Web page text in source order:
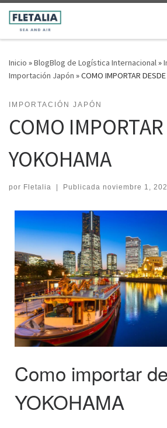
Saltar al contenido
Inicio »BlogBlog de Logística Internacional»
Importación Japón »COMO IMPORTAR
IMPORTACIÓN JAPÓN
COMO
YOKOHAMA
por Fletalia | Publicada noviembre 1,
Como importar
YOKOHAMA